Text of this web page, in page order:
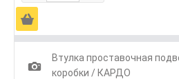
Ä
1
Втулка проставочная
коробки / КАРДО